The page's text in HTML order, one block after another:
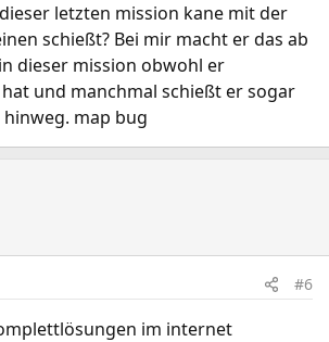
letzten mission kane mit der
schießt? Bei mir macht er das ab
dieser mission obwohl er
und manchmal schießt er sogar
map bug
#6
im internet